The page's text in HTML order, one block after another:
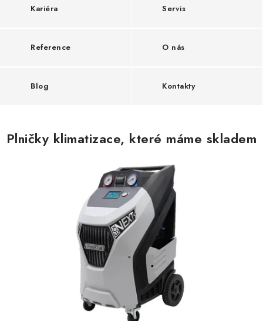
Kariéra Servis
Reference O nás
Blog Kontakty
Plničky klimatizace, které máme skladem